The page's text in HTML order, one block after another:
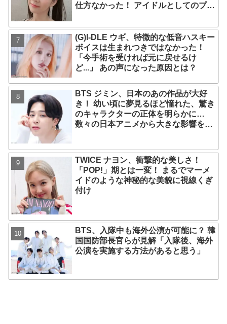
仕方なかった！ アイドルとしてのプラ
(G)I-DLE ウギ、特徴的な低音ハスキー
ボイスは生まれつきではなかった！
「今手術を受ければ元に戻せるけ
ど...」 あの声になった原因とは？
BTS ジミン、日本のあの作品が大好
き！ 幼い頃に夢見るほど憧れた、驚き
のキャラクターの正体を明らかに…
数々の日本アニメから大きな影響を受
TWICE ナヨン、衝撃的な美しさ！
「POP!」期とは一変！ まるでマーメ
イドのような神秘的な美貌に視線くぎ
付け
BTS、入隊中も海外公演が可能に？ 韓
国国防部長官らが見解「入隊後、海外
公演を実施する方法があると思う」